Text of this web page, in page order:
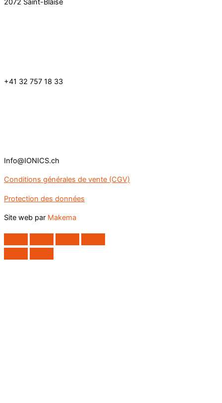
2072 Saint-Blaise
+41 32 757 18 33
Info@IONICS.ch
Conditions générales de vente (CGV)
Protection des données
Site web par Makema